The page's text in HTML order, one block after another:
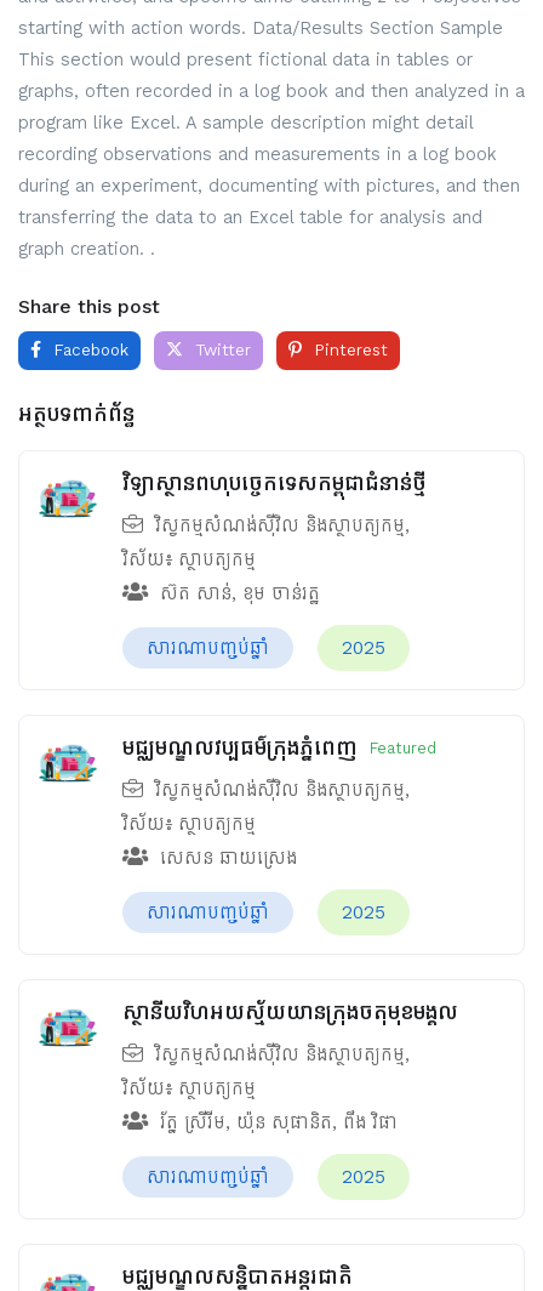
starting with action words. Data/Results Section Sample
This section would present fictional data in tables or
graphs, often recorded in a log book and then analyzed in a
program like Excel. A sample description might detail
recording observations and measurements in a log book
during an experiment, documenting with pictures, and then
transferring the data to an Excel table for analysis and
graph creation. .
Share this post
Facebook Twitter Pinterest
អត្ថបទពាក់ព័ន្ធ
វិទ្យាស្ថានពហុបច្ចេកទេសកម្ពុជាជំនាន់ថ្មី
វិស្វកម្មសំណង់ស៊ីវិល និងស្ថាបត្យកម្ម,
វិស័យ៖ ស្ថាបត្យកម្ម
ស៊ត សាន់, ខុម ចាន់រត្ឋ
សារណាបញ្ចប់ឆ្នាំ 2025
មជ្ឈមណ្ឌលវប្បធម៌ក្រុងភ្នំពេញ Featured
វិស្វកម្មសំណង់ស៊ីវិល និងស្ថាបត្យកម្ម,
វិស័យ៖ ស្ថាបត្យកម្ម
សេសន ឆាយស្រេង
សារណាបញ្ចប់ឆ្នាំ 2025
ស្ថានីយវិហអយស្ម័យយានក្រុងចតុមុខមង្គល
វិស្វកម្មសំណង់ស៊ីវិល និងស្ថាបត្យកម្ម,
វិស័យ៖ ស្ថាបត្យកម្ម
រ័ត្ន ស្រីរីម, យ៉ុន សុផានិត, ពឹង វិផា
សារណាបញ្ចប់ឆ្នាំ 2025
មជ្ឈមណ្ឌលសន្និបាតអន្តរជាតិ